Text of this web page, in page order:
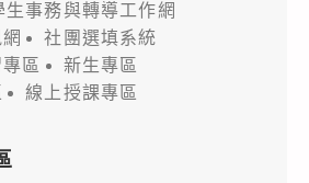
生事務與轉導工作網
社團選填系統
區
新生專區
線上授課專區